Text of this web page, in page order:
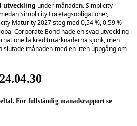
utveckling under månaden. Simplicity
Simplicity Företagsobligationer,
Maturity 2027 steg med 0,54 %, 0,59 %
Corporate Bond hade en svag utveckling i
kreditmarknaderna sjönk, men
slutade månaden med en liten uppgång om
För fullständig månadsrapport se